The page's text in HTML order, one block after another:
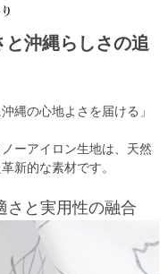
沖縄らしさの追
縄の心地よさを届ける」
ーアイロン生地は、天然
新的な素材です。
さと実用性の融合